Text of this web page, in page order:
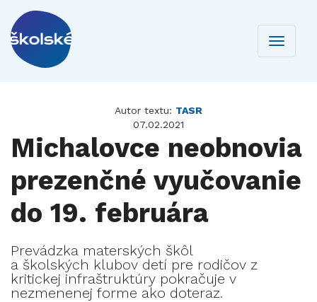
Toggle
Autor textu: TASR
07.02.2021
Michalovce neobnovia
prezenčné vyučovanie
do 19. februára
Prevádzka materských škôl
a školských klubov detí pre rodičov z
kritickej infraštruktúry pokračuje v
nezmenenej forme ako doteraz.